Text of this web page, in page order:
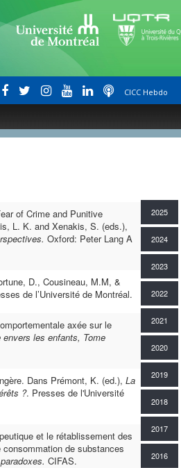
CICC Hebdo
of Crime and Punitive
L. K. and Xenakis, S. (eds.),
Oxford: Peter Lang A
D., Cousineau, M.M, &
de l’Université de Montréal.
axée sur le
les enfants, Tome
Dans Prémont, K. (ed.), La
?. Presses de l'Université
et le rétablissement des
de substances
CIFAS.
2025
2024
2023
2022
2021
2020
2019
2018
2017
2016